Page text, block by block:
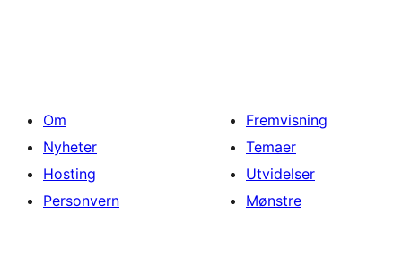
Om
Nyheter
Hosting
Personvern
Fremvisning
Temaer
Utvidelser
Mønstre